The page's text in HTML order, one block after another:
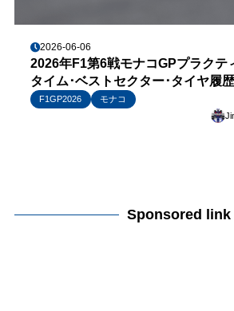
2026-06-06
2026年F1第6戦モナコGPプラクテ
タイム･ベストセクター･タイヤ履歴
F1GP2026
モナコ
Sponsored link